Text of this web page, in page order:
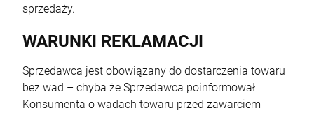
sprzedaży.
WARUNKI REKLAMACJI
Sprzedawca jest obowiązany do dostarczenia towaru
bez wad – chyba że Sprzedawca poinformował
Konsumenta o wadach towaru przed zawarciem